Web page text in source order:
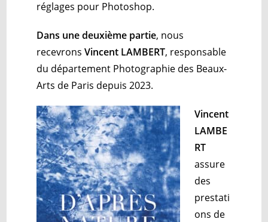
réglages pour Photoshop.
Dans unedeuxième partie, nous
recevronsVincent LAMBERT, responsable
du département Photographie des Beaux-
Arts de Paris depuis 2023.
Vincent
LAMBE
RT
assure
des
prestati
ons de